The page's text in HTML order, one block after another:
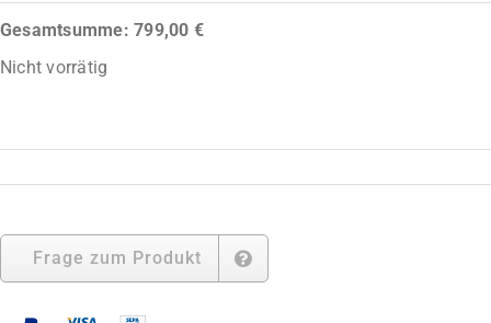
Gesamtsumme:799,00 €
Nicht vorrätig
Frage zum Produkt